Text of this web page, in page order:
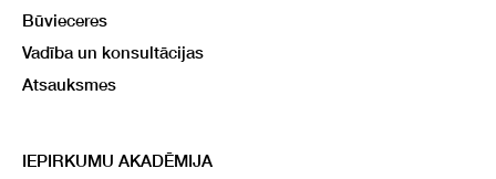
Būvieceres
Vadība un konsultācijas
Atsauksmes
IEPIRKUMU AKADĒMIJA